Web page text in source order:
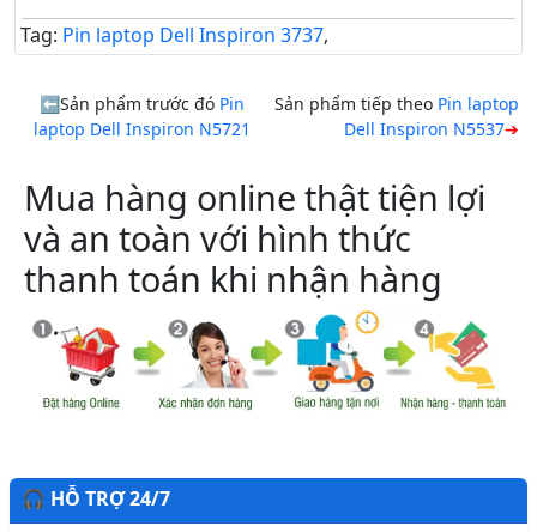
Tag: Pin laptop Dell Inspiron 3737,
Sản phẩm trước đó Pin
laptop Dell Inspiron N5721
Sản phẩm tiếp theo Pin laptop
Dell Inspiron N5537
Mua hàng online thật tiện lợi
và an toàn với hình thức
thanh toán khi nhận hàng
🎧 HỖ TRỢ 24/7